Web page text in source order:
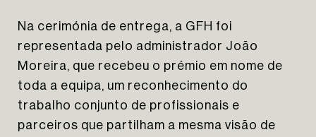
Na cerimónia de entrega, a GFH foi
representada pelo administrador João
Moreira, que recebeu o prémio em nome de
toda a equipa, um reconhecimento do
trabalho conjunto de profissionais e
parceiros que partilham a mesma visão de